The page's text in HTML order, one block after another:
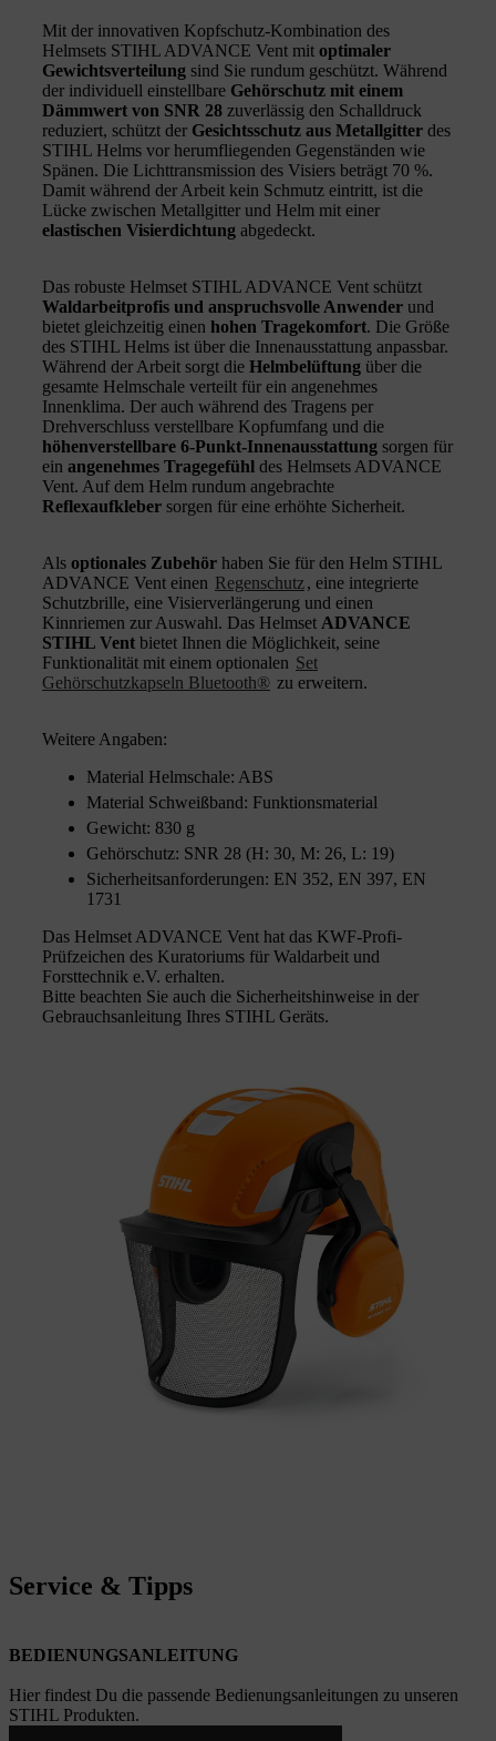
Mit der innovativen Kopfschutz-Kombination des
Helmsets STIHL ADVANCE Vent mit optimaler
Gewichtsverteilung sind Sie rundum geschützt. Während
der individuell einstellbare Gehörschutz mit einem
Dämmwert von SNR 28 zuverlässig den Schalldruck
reduziert, schützt der Gesichtsschutz aus Metallgitter des
STIHL Helms vor herumfliegenden Gegenständen wie
Spänen. Die Lichttransmission des Visiers beträgt 70 %.
Damit während der Arbeit kein Schmutz eintritt, ist die
Lücke zwischen Metallgitter und Helm mit einer
elastischen Visierdichtung abgedeckt.
Das robuste Helmset STIHL ADVANCE Vent schützt
Waldarbeitprofis und anspruchsvolle Anwender und
bietet gleichzeitig einen hohen Tragekomfort. Die Größe
des STIHL Helms ist über die Innenausstattung anpassbar.
Während der Arbeit sorgt die Helmbelüftung über die
gesamte Helmschale verteilt für ein angenehmes
Innenklima. Der auch während des Tragens per
Drehverschluss verstellbare Kopfumfang und die
höhenverstellbare 6-Punkt-Innenausstattung sorgen für
ein angenehmes Tragegefühl des Helmsets ADVANCE
Vent. Auf dem Helm rundum angebrachte
Reflexaufkleber sorgen für eine erhöhte Sicherheit.
Als optionales Zubehör haben Sie für den Helm STIHL
ADVANCE Vent einen Regenschutz, eine integrierte
Schutzbrille, eine Visierverlängerung und einen
Kinnriemen zur Auswahl. Das Helmset ADVANCE
STIHL Vent bietet Ihnen die Möglichkeit, seine
Funktionalität mit einem optionalen Set
Gehörschutzkapseln Bluetooth® zu erweitern.
Weitere Angaben:
Material Helmschale: ABS
Material Schweißband: Funktionsmaterial
Gewicht: 830 g
Gehörschutz: SNR 28 (H: 30, M: 26, L: 19)
Sicherheitsanforderungen: EN 352, EN 397, EN
1731
Das Helmset ADVANCE Vent hat das KWF-Profi-
Prüfzeichen des Kuratoriums für Waldarbeit und
Forsttechnik e.V. erhalten.
Bitte beachten Sie auch die Sicherheitshinweise in der
Gebrauchsanleitung Ihres STIHL Geräts.
Service & Tipps
BEDIENUNGSANLEITUNG
Hier findest Du die passende Bedienungsanleitungen zu unseren
STIHL Produkten.